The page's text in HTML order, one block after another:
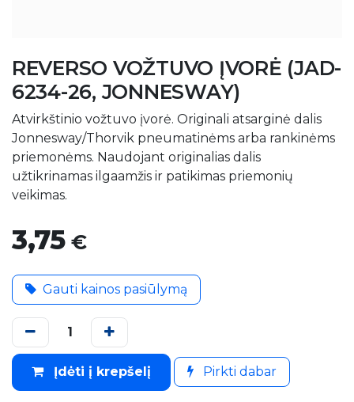
REVERSO VOŽTUVO ĮVORĖ (JAD-
6234-26, JONNESWAY)
Atvirkštinio vožtuvo įvorė. Originali atsarginė dalis
Jonnesway/Thorvik pneumatinėms arba rankinėms
priemonėms. Naudojant originalias dalis
užtikrinamas ilgaamžis ir patikimas priemonių
veikimas.
3,75 €
Gauti kainos pasiūlymą
Įdėti į krepšelį Pirkti dabar